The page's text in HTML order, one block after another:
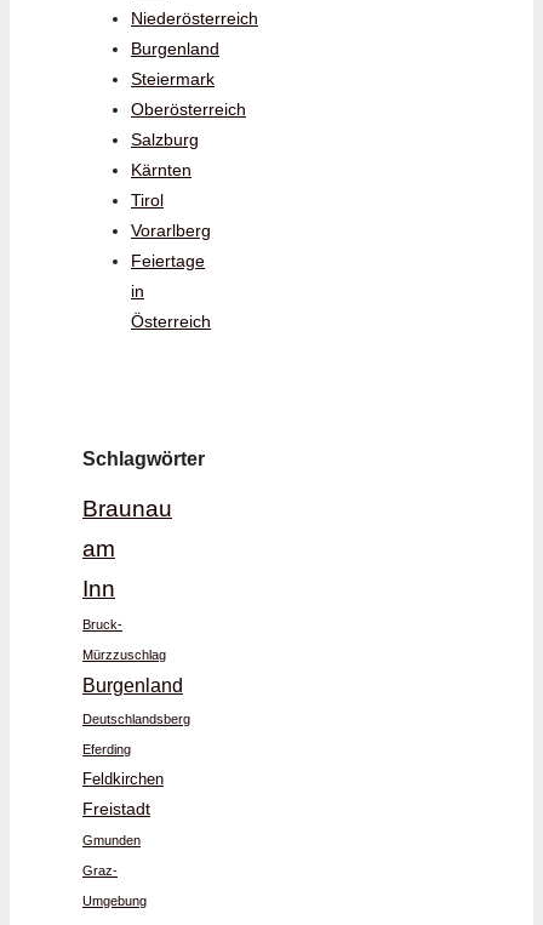
Niederösterreich
Burgenland
Steiermark
Oberösterreich
Salzburg
Kärnten
Tirol
Vorarlberg
Feiertage
in
Österreich
Schlagwörter
Braunau
am
Inn
Bruck-
Mürzzuschlag
Burgenland
Deutschlandsberg
Eferding
Feldkirchen
Freistadt
Gmunden
Graz-
Umgebung